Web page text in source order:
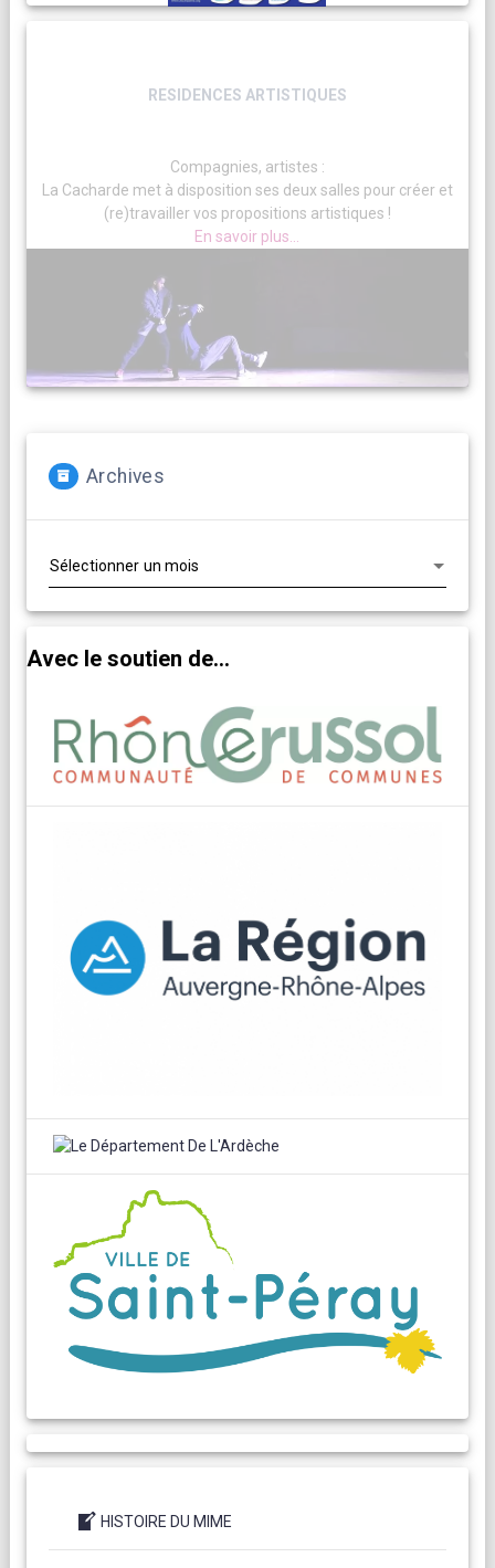
RESIDENCES ARTISTIQUES
Compagnies, artistes :
La Cacharde met à disposition ses deux salles pour créer et
(re)travailler vos propositions artistiques !
En savoir plus...
Archives
Avec le soutien de...
HISTOIRE DU MIME